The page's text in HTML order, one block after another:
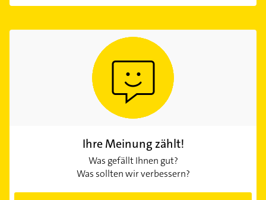
Ihre Meinung zählt!
Was gefällt Ihnen gut?
Was sollten wir verbessern?